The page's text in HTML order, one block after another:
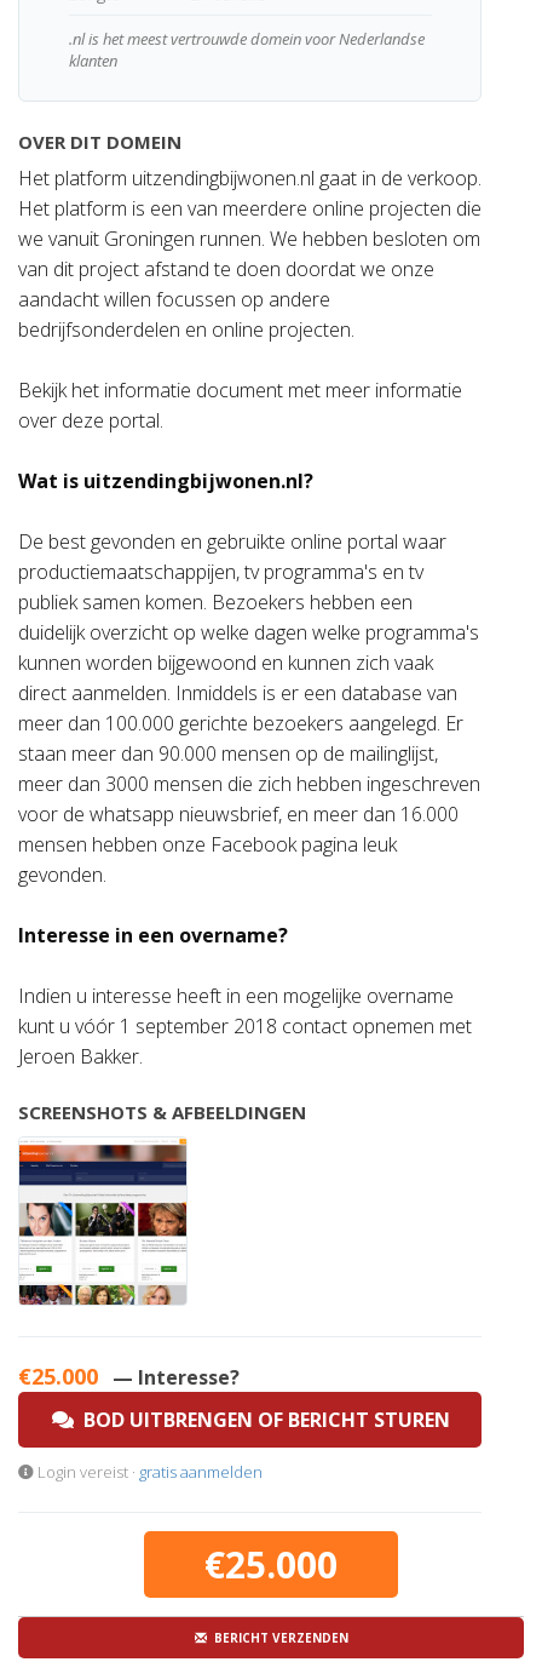
.nl is het meest vertrouwde domein voor Nederlandse
klanten
OVER DIT DOMEIN
Het platform uitzendingbijwonen.nl gaat in de verkoop.
Het platform is een van meerdere online projecten die
we vanuit Groningen runnen. We hebben besloten om
van dit project afstand te doen doordat we onze
aandacht willen focussen op andere
bedrijfsonderdelen en online projecten.
Bekijk het informatie document met meer informatie
over deze portal.
Wat is uitzendingbijwonen.nl?
De best gevonden en gebruikte online portal waar
productiemaatschappijen, tv programma's en tv
publiek samen komen. Bezoekers hebben een
duidelijk overzicht op welke dagen welke programma's
kunnen worden bijgewoond en kunnen zich vaak
direct aanmelden. Inmiddels is er een database van
meer dan 100.000 gerichte bezoekers aangelegd. Er
staan meer dan 90.000 mensen op de mailinglijst,
meer dan 3000 mensen die zich hebben ingeschreven
voor de whatsapp nieuwsbrief, en meer dan 16.000
mensen hebben onze Facebook pagina leuk
gevonden.
Interesse in een overname?
Indien u interesse heeft in een mogelijke overname
kunt u vóór 1 september 2018 contact opnemen met
Jeroen Bakker.
SCREENSHOTS & AFBEELDINGEN
€25.000 — Interesse?
BOD UITBRENGEN OF BERICHT STUREN
Login vereist · gratis aanmelden
€25.000
BERICHT VERZENDEN